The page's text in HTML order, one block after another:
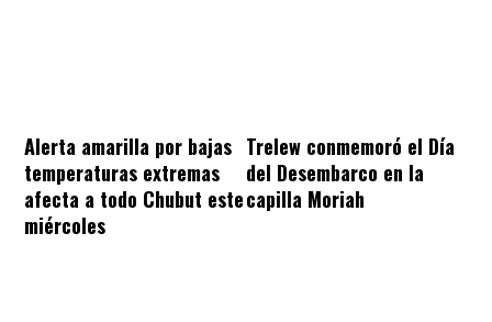
Alerta amarilla por bajas
temperaturas extremas
afecta a todo Chubut este
miércoles
Trelew conmemoró el Día
del Desembarco en la
capilla Moriah